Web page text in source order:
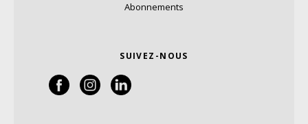
Abonnements
SUIVEZ-NOUS